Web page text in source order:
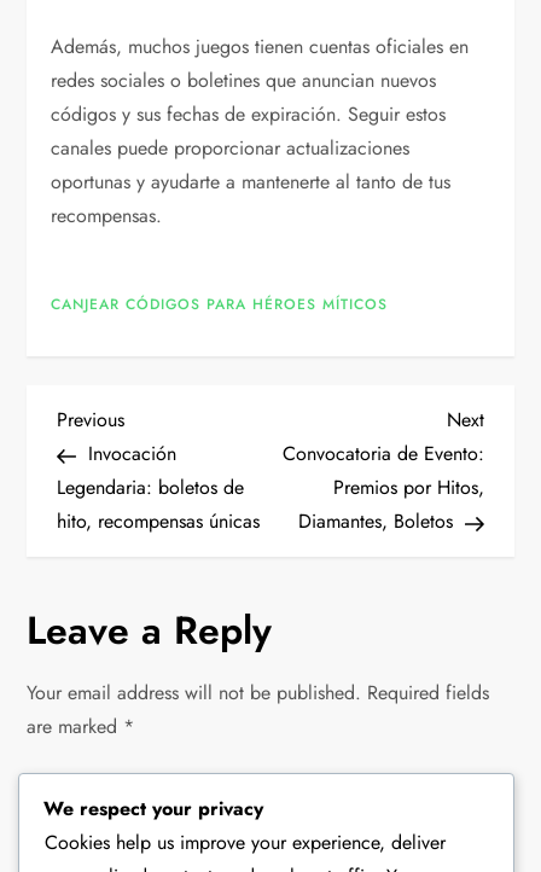
Además, muchos juegos tienen cuentas oficiales en
redes sociales o boletines que anuncian nuevos
códigos y sus fechas de expiración. Seguir estos
canales puede proporcionar actualizaciones
oportunas y ayudarte a mantenerte al tanto de tus
recompensas.
CANJEAR CÓDIGOS PARA HÉROES MÍTICOS
P
o
s
n
a
v
i
Previous
Post
Previous
Invocación
Legendaria: boletos de
hito, recompensas únicas
Next
Post
Next
Convocatoria de Evento:
Premios por Hitos,
Diamantes, Boletos
Leave a Reply
Your email address will not be published. Required fields
are marked *
We respect your privacy
Cookies help us improve your experience, deliver